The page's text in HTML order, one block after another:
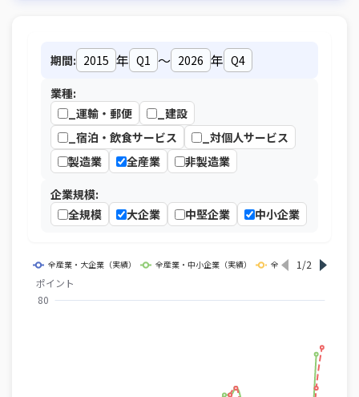
期間: 年 ～ 年
業種:
_運輸・郵便
_建設
_宿泊・飲食サービス
_対個人サービス
製造業
全産業 非製造業
企業規模:
全規模
大企業 中堅企業 中小企業